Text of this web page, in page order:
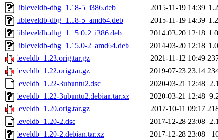
libleveldb-dbg_1.18-5_i386.deb
2015-11-19 14:39
libleveldb-dbg_1.18-5_amd64.deb
2015-11-19 14:39
libleveldb-dbg_1.15.0-2_i386.deb
2014-03-20 12:18
libleveldb-dbg_1.15.0-2_amd64.deb
2014-03-20 12:18
leveldb_1.23.orig.tar.gz
2021-11-12 10:49
leveldb_1.22.orig.tar.gz
2019-07-23 23:14
leveldb_1.22-3ubuntu2.dsc
2020-03-21 12:48
leveldb_1.22-3ubuntu2.debian.tar.xz
2020-03-21 12:48
leveldb_1.20.orig.tar.gz
2017-10-11 09:17
leveldb_1.20-2.dsc
2017-12-28 23:08
leveldb_1.20-2.debian.tar.xz
2017-12-28 23:08